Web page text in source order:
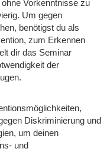
Vorkenntnisse zu
Um gegen
benötigst du als
zum Erkennen
dir das Seminar
der
Diskriminierung und
um deinen
und